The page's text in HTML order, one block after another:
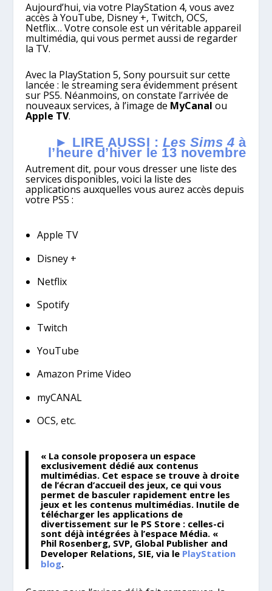
Aujourd’hui, via votre PlayStation 4, vous avez
accès à YouTube, Disney +, Twitch, OCS,
Netflix… Votre console est un véritable appareil
multimédia, qui vous permet aussi de regarder
la TV.
Avec la PlayStation 5, Sony poursuit sur cette
lancée : le streaming sera évidemment présent
sur PS5. Néanmoins, on constate l’arrivée de
nouveaux services, à l’image de MyCanal ou
Apple TV.
► LIRE AUSSI : Les Sims 4 à
l’heure d’hiver le 13 novembre
Autrement dit, pour vous dresser une liste des
services disponibles, voici la liste des
applications auxquelles vous aurez accès depuis
votre PS5 :
Apple TV
Disney +
Netflix
Spotify
Twitch
YouTube
Amazon Prime Video
myCANAL
OCS, etc.
« La console proposera un espace
exclusivement dédié aux contenus
multimédias. Cet espace se trouve à droite
de l’écran d’accueil des jeux, ce qui vous
permet de basculer rapidement entre les
jeux et les contenus multimédias. Inutile de
télécharger les applications de
divertissement sur le PS Store : celles-ci
sont déjà intégrées à l’espace Média. «
Phil Rosenberg, SVP, Global Publisher and
Developer Relations, SIE, via le PlayStation
blog.